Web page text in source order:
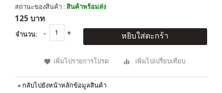
สถานะของสินค้า : สินค้าพร้อมส่ง
125 บาท
จำนวน: หยิบใส่ตะกร้า
เพิ่มไปรายการโปรด เพิ่มไปเปรียบเทียบ
« กลับไปยังหน้าหลักข้อมูลสินค้า